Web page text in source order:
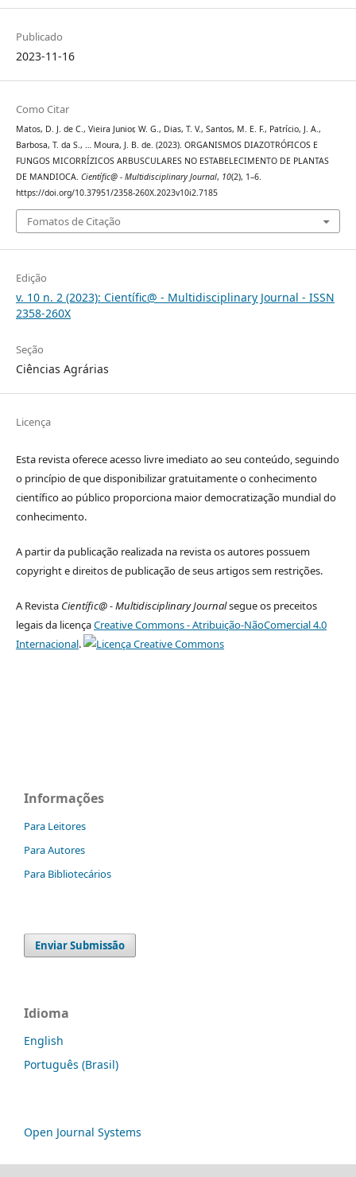
Publicado
2023-11-16
Como Citar
Matos, D. J. de C., Vieira Junior, W. G., Dias, T. V., Santos, M. E. F., Patrício, J. A.,
Barbosa, T. da S., … Moura, J. B. de. (2023). ORGANISMOS DIAZOTRÓFICOS E
FUNGOS MICORRÍZICOS ARBUSCULARES NO ESTABELECIMENTO DE PLANTAS
DE MANDIOCA. Científic@ - Multidisciplinary Journal, 10(2), 1–6.
https://doi.org/10.37951/2358-260X.2023v10i2.7185
Fomatos de Citação
Edição
v. 10 n. 2 (2023): Científic@ - Multidisciplinary Journal - ISSN
2358-260X
Seção
Ciências Agrárias
Licença
Esta revista oferece acesso livre imediato ao seu conteúdo, seguindo
o princípio de que disponibilizar gratuitamente o conhecimento
científico ao público proporciona maior democratização mundial do
conhecimento.
A partir da publicação realizada na revista os autores possuem
copyright e direitos de publicação de seus artigos sem restrições.
A Revista Científic@ - Multidisciplinary Journalsegue os preceitos
legais da licençaCreative Commons - Atribuição-NãoComercial 4.0
Internacional.
Informações
Para Leitores
Para Autores
Para Bibliotecários
Enviar Submissão
Idioma
English
Português (Brasil)
Open Journal Systems